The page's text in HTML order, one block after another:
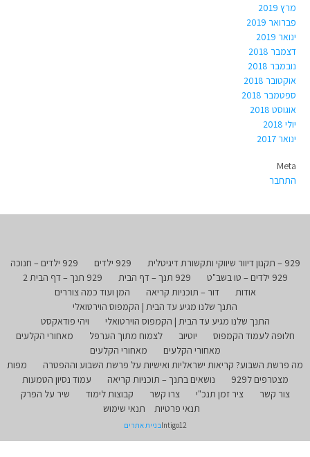
מרץ 2019
פברואר 2019
ינואר 2019
דצמבר 2018
נובמבר 2018
אוקטובר 2018
ספטמבר 2018
אוגוסט 2018
יולי 2018
ינואר 2017
Meta
התחבר
929 – תקנון דיוור שיווקי ותקשורת דיגיטלית 929 ילדים
929 ילדים – חנוכה
929 ילדים – טו בשב"ט
929 תנך – דף הבית
929 תנך – דף הבית 2
אודות
דור – תוכניות קריאה
המן ועוד כמה צוררים
התנך שלנו מגיע עד הבית | הקמפוס הוירטואלי
התנך שלנו מגיע עד הבית | הקמפוס הוירטואלי
ויהי פודאקסט
חלופה לעמוד הקמפוס
יוטיוב לצמוח מתוך הערפל
מאחורי הקלעים
מאחורי הקלעים
מאחורי הקלעים
מה פרשת השבוע? קריאות ישראליות ואישיות על פרשת השבוע וההפטרה
מפות
מצטרפים ל929
נושאים בתנך – תוכניות קריאה
עמוד נסיון הטמעות
צור קשר
ציר זמן תנכ"י צרו קשר קבוצות לימוד
שיר על הפרק
תנאי פרטיות
תנאי שימוש
Intigo12בניית אתרים